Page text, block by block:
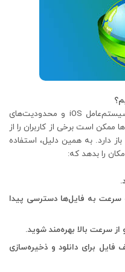
دستگاه‌های آیفون به طور طبیعی با سیستم‌عامل iOS و محدودیت‌های
است برخی از کاربران را از
دارد. به همین دلیل، استفاده
را بدهد که:
سرعت به فایل‌ها دسترسی پیدا
از سرعت بالا بهره‌مند شوید.
برای دانلود و ذخیره‌سازی